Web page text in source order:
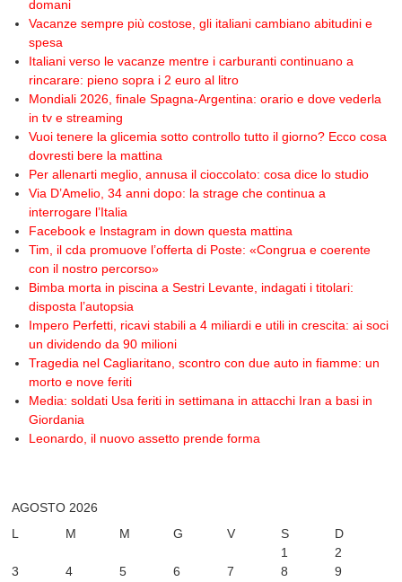
domani
Vacanze sempre più costose, gli italiani cambiano abitudini e
spesa
Italiani verso le vacanze mentre i carburanti continuano a
rincarare: pieno sopra i 2 euro al litro
Mondiali 2026, finale Spagna-Argentina: orario e dove vederla
in tv e streaming
Vuoi tenere la glicemia sotto controllo tutto il giorno? Ecco cosa
dovresti bere la mattina
Per allenarti meglio, annusa il cioccolato: cosa dice lo studio
Via D’Amelio, 34 anni dopo: la strage che continua a
interrogare l’Italia
Facebook e Instagram in down questa mattina
Tim, il cda promuove l’offerta di Poste: «Congrua e coerente
con il nostro percorso»
Bimba morta in piscina a Sestri Levante, indagati i titolari:
disposta l’autopsia
Impero Perfetti, ricavi stabili a 4 miliardi e utili in crescita: ai soci
un dividendo da 90 milioni
Tragedia nel Cagliaritano, scontro con due auto in fiamme: un
morto e nove feriti
Media: soldati Usa feriti in settimana in attacchi Iran a basi in
Giordania
Leonardo, il nuovo assetto prende forma
AGOSTO 2026
L
M M G V S
D
1
2
3
4 5 6 7 8
9